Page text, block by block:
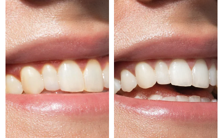
Vereinigte Staaten Erwartete Lieferung8/10/26
Usbekistan Erwartete Lieferung 8/14/26
Vietnam Erwartete Lieferung 8/15/26